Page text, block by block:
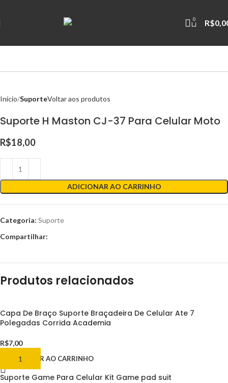
0 R$
Início SuporteVoltar aos produtos
Suporte H Maston CJ-37 Para Celular Moto
R$18,00
ADICIONAR AO CARRINHO
Categoria: Suporte
Compartilhar:
Produtos relacionados
Capa De Braço Suporte Braçadeira De Celular Ate 7
Polegadas Corrida Academia
R$7,00
ADICIONAR AO CARRINHO
Suporte Game Para Celular Kit Game pad suit